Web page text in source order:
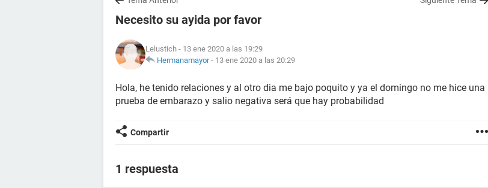
Necesito su ayida por favor
Lelustich - 13 ene 2020 a las 19:29
Hermanamayor- 13 ene 2020 a las 20:29
Hola, he tenido relaciones y al otro dia me bajo poquito y ya el domingo no me hice una
prueba de embarazo y salio negativa será que hay probabilidad
Compartir
1 respuesta